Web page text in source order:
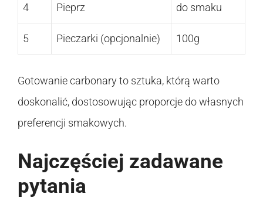
4 Pieprz do smaku
5 Pieczarki (opcjonalnie) 100g
Gotowanie carbonary to sztuka, którą warto
doskonalić, dostosowując proporcje do własnych
preferencji smakowych.
Najczęściej zadawane
pytania